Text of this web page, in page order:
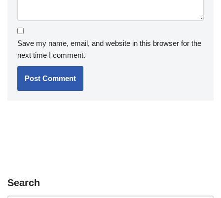
Save my name, email, and website in this browser for the
next time I comment.
Search